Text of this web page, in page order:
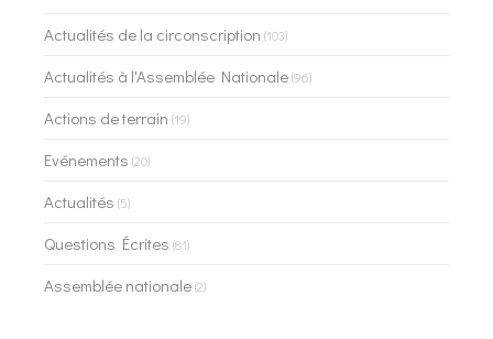
Actualités de la circonscription (103)
Actualités à l'Assemblée Nationale(96)
Actions de terrain (19)
Evénements (20)
Actualités (5)
Questions Écrites (81)
Assemblée nationale(2)